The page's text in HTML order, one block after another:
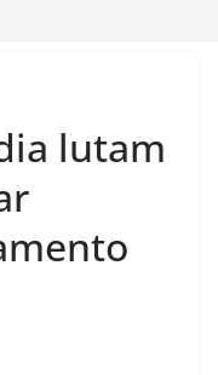
lutam